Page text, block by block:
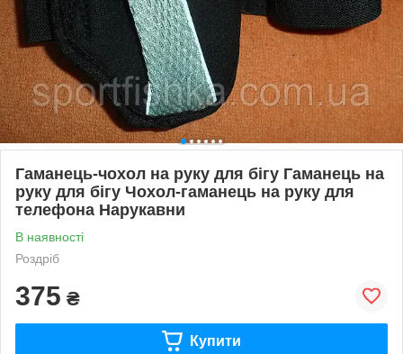
Гаманець-чохол на руку для бігу Гаманець на
руку для бігу Чохол-гаманець на руку для
телефона Нарукавни
В наявності
Роздріб
375 ₴
Купити